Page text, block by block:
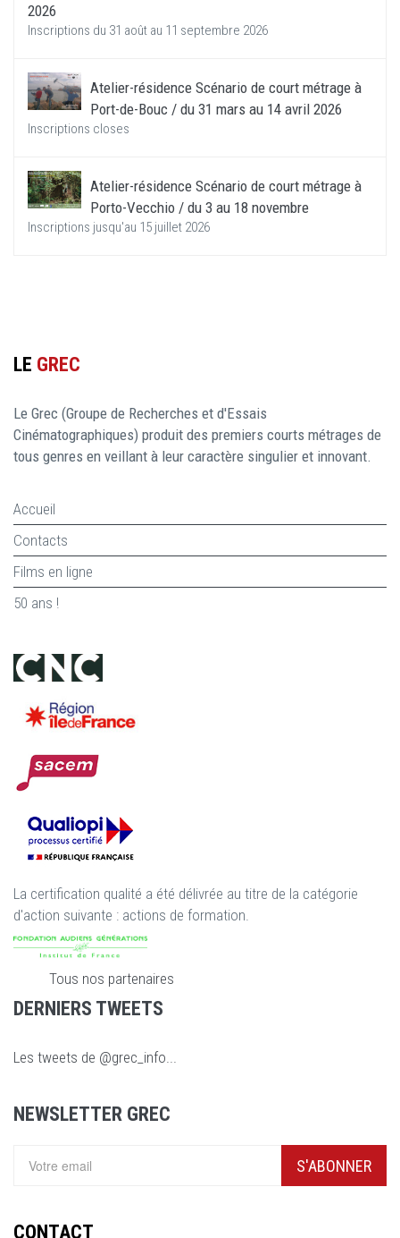
2026
Inscriptions du 31 août au 11 septembre 2026
Atelier-résidence Scénario de court métrage à
Port-de-Bouc / du 31 mars au 14 avril 2026
Inscriptions closes
Atelier-résidence Scénario de court métrage à
Porto-Vecchio / du 3 au 18 novembre
Inscriptions jusqu'au 15 juillet 2026
LE GREC
Le Grec (Groupe de Recherches et d'Essais
Cinématographiques) produit des premiers courts métrages de
tous genres en veillant à leur caractère singulier et innovant.
Accueil
Contacts
Films en ligne
50 ans !
La certification qualité a été délivrée au titre de la catégorie
d'action suivante : actions de formation.
Tous nos partenaires
DERNIERS TWEETS
Les tweets de @grec_info...
NEWSLETTER GREC
S'ABONNER
CONTACT